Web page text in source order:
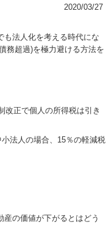
2020/03/27
も法人化を考える時代にな
務超過)を極力避ける方法を
改正で個人の所得税は引き
法人の場合、15％の軽減税
の価値が下がるとはどう